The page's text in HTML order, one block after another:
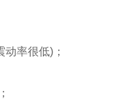
率很低)；